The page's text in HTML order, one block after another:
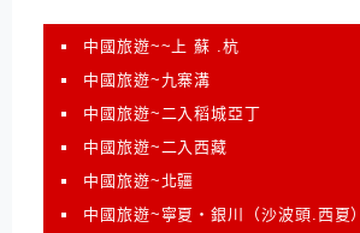
中國旅遊~~上 蘇 .杭
中國旅遊~九寨溝
中國旅遊~二入稻城亞丁
中國旅遊~二入西藏
中國旅遊~北疆
中國旅遊~寧夏‧銀川（沙波頭.西夏）